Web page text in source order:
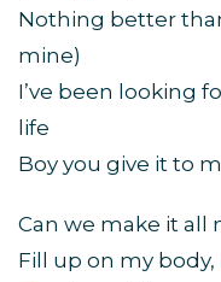
Nothing better
mine)
I’ve been looking
life
Boy you give it to
Can we make it all
Fill up on my body,